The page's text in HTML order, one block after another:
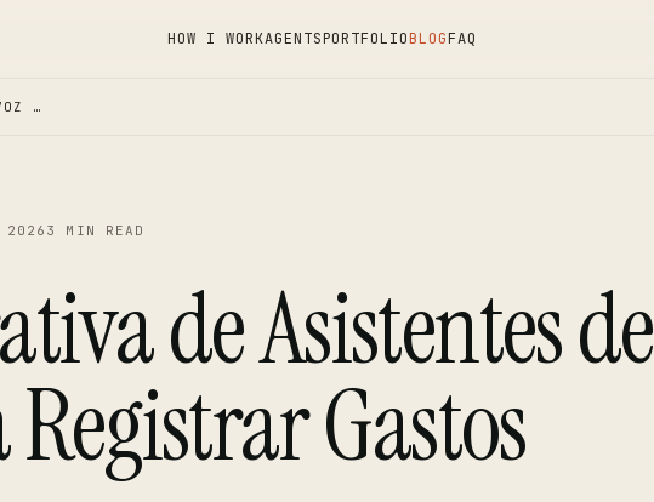
HOW I WORKAGENTSPORTFOLIOBLOGFAQ
…
2026 3 MIN READ
de Asistentes de
Gastos